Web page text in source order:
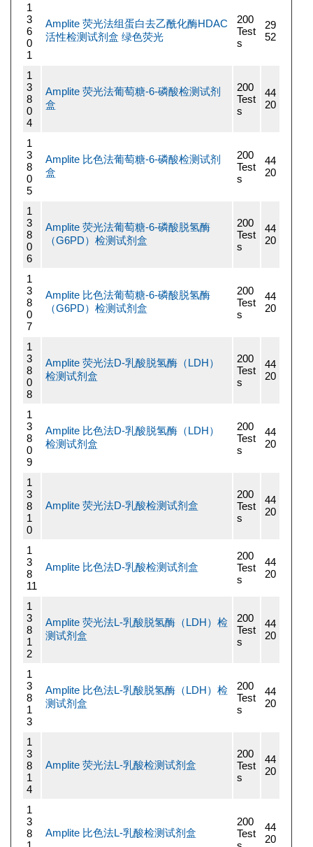
1
3
6
0
1
Amplite 荧光法组蛋白去乙酰化酶HDAC
活性检测试剂盒 绿色荧光
200
Test
s
29
52
1
3
8
0
4
Amplite 荧光法葡萄糖-6-磷酸检测试剂
盒
200
Test
s
44
20
1
3
8
0
5
Amplite 比色法葡萄糖-6-磷酸检测试剂
盒
200
Test
s
44
20
1
3
8
0
6
Amplite 荧光法葡萄糖-6-磷酸脱氢酶
（G6PD）检测试剂盒
200
Test
s
44
20
1
3
8
0
7
Amplite 比色法葡萄糖-6-磷酸脱氢酶
（G6PD）检测试剂盒
200
Test
s
44
20
1
3
8
0
8
Amplite 荧光法D-乳酸脱氢酶（LDH）
检测试剂盒
200
Test
s
44
20
1
3
8
0
9
Amplite 比色法D-乳酸脱氢酶（LDH）
检测试剂盒
200
Test
s
44
20
1
3
8
1
0
Amplite 荧光法D-乳酸检测试剂盒
200
Test
s
44
20
1
3
8
11
Amplite 比色法D-乳酸检测试剂盒
200
Test
s
44
20
1
3
8
1
2
Amplite 荧光法L-乳酸脱氢酶（LDH）检
测试剂盒
200
Test
s
44
20
1
3
8
1
3
Amplite 比色法L-乳酸脱氢酶（LDH）检
测试剂盒
200
Test
s
44
20
1
3
8
1
4
Amplite 荧光法L-乳酸检测试剂盒
200
Test
s
44
20
1
3
8
Amplite 比色法L-乳酸检测试剂盒
200
Test
44
20